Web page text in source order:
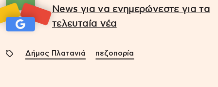
News για να ενημερώνεστε για τα
τελευταία νέα
Δήμος Πλατανιά πεζοπορία